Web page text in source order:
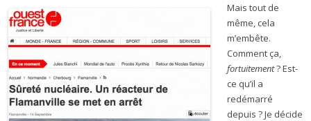
Mais tout de
même, cela
m’embête.
Comment ça,
fortuitement? Est-
ce qu’il a
redémarré
depuis ? Je décide